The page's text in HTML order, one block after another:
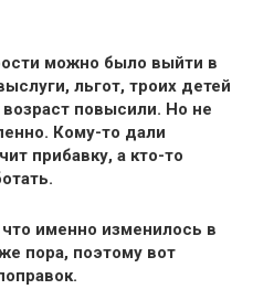
можно было выйти в
льгот, троих детей
повысили. Но не
Кому-то дали
прибавку, а кто-то
именно изменилось в
пора, поэтому вот